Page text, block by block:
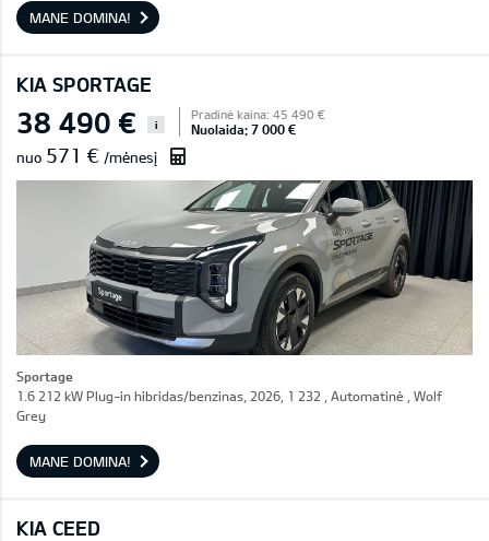
MANE DOMINA!
KIA SPORTAGE
38 490 € i
Pradinė kaina: 45 490 €
Nuolaida: 7 000 €
nuo 571 € /mėnesį
Sportage
1.6 212 kW Plug-in hibridas/benzinas, 2026, 1 232 , Automatinė , Wolf
Grey
MANE DOMINA!
KIA CEED